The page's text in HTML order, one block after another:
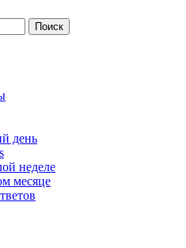
день
неделе
месяце